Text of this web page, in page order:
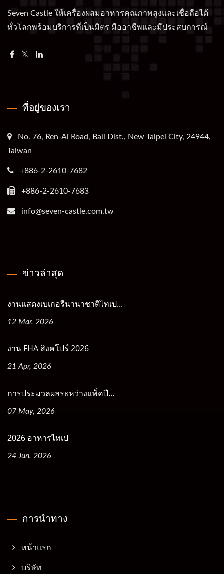
Seven Castle ให้เครื่องผสมอาหารคุณภาพสูงและเชื่อถือได้
ทั่วโลกพร้อมบริการที่เป็นมิตร มืออาชีพและมีประสบการณ์
ที่อยู่ของเรา
No. 76, Ren-Ai Road, Bali Dist., New Taipei City, 24944,
Taiwan
+886-2-2610-7682
+886-2-2610-7683
info@seven-castle.com.tw
ข่าวล่าสุด
งานแสดงเบเกอรีนานาชาติไทเป...
12 Mar, 2026
งาน FHA สิงคโปร์ 2026
21 Apr, 2026
การประมวลผลระหว่างแพ็คปี...
07 May, 2026
2026 อาหารไทเป
24 Jun, 2026
การนำทาง
หน้าแรก
บริษัท